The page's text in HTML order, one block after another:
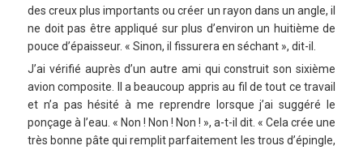
des creux plus importants ou créer un rayon dans un angle, il
ne doit pas être appliqué sur plus d’environ un huitième de
pouce d’épaisseur. « Sinon, il fissurera en séchant », dit-il.
J’ai vérifié auprès d’un autre ami qui construit son sixième
avion composite. Il a beaucoup appris au fil de tout ce travail
et n’a pas hésité à me reprendre lorsque j’ai suggéré le
ponçage à l’eau. « Non ! Non ! Non ! », a-t-il dit. « Cela crée une
très bonne pâte qui remplit parfaitement les trous d’épingle,